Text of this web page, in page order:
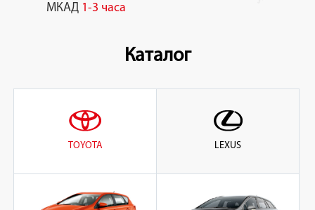
МКАД 1-3 часа
Каталог
TOYOTA LEXUS